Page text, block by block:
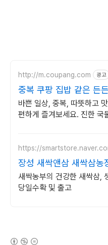
http://m.coupang.com 광고
중복 쿠팡 집밥 같은 든
바쁜 일상, 중복, 따뜻하고
편하게 즐겨보세요. 진한 국
https://
장성 새싹앤삼 새싹삼농
새싹농부의 건강한 새싹삼,
당일수확 및 출고